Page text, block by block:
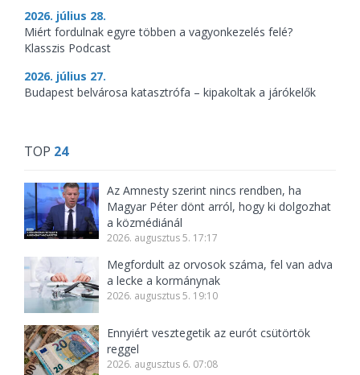
2026. július 28.
Miért fordulnak egyre többen a vagyonkezelés felé?
Klasszis Podcast
2026. július 27.
Budapest belvárosa katasztrófa – kipakoltak a járókelők
TOP 24
Az Amnesty szerint nincs rendben, ha
Magyar Péter dönt arról, hogy ki dolgozhat
a közmédiánál
2026. augusztus 5. 17:17
Megfordult az orvosok száma, fel van adva
a lecke a kormánynak
2026. augusztus 5. 19:10
Ennyiért vesztegetik az eurót csütörtök
reggel
2026. augusztus 6. 07:08